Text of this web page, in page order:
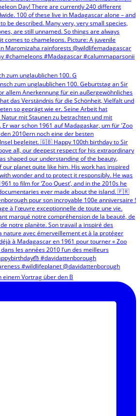
zum unglaublichen 100. G
Vortrag über den B